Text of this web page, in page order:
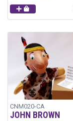
CNM020-CA
JOHN BROWN